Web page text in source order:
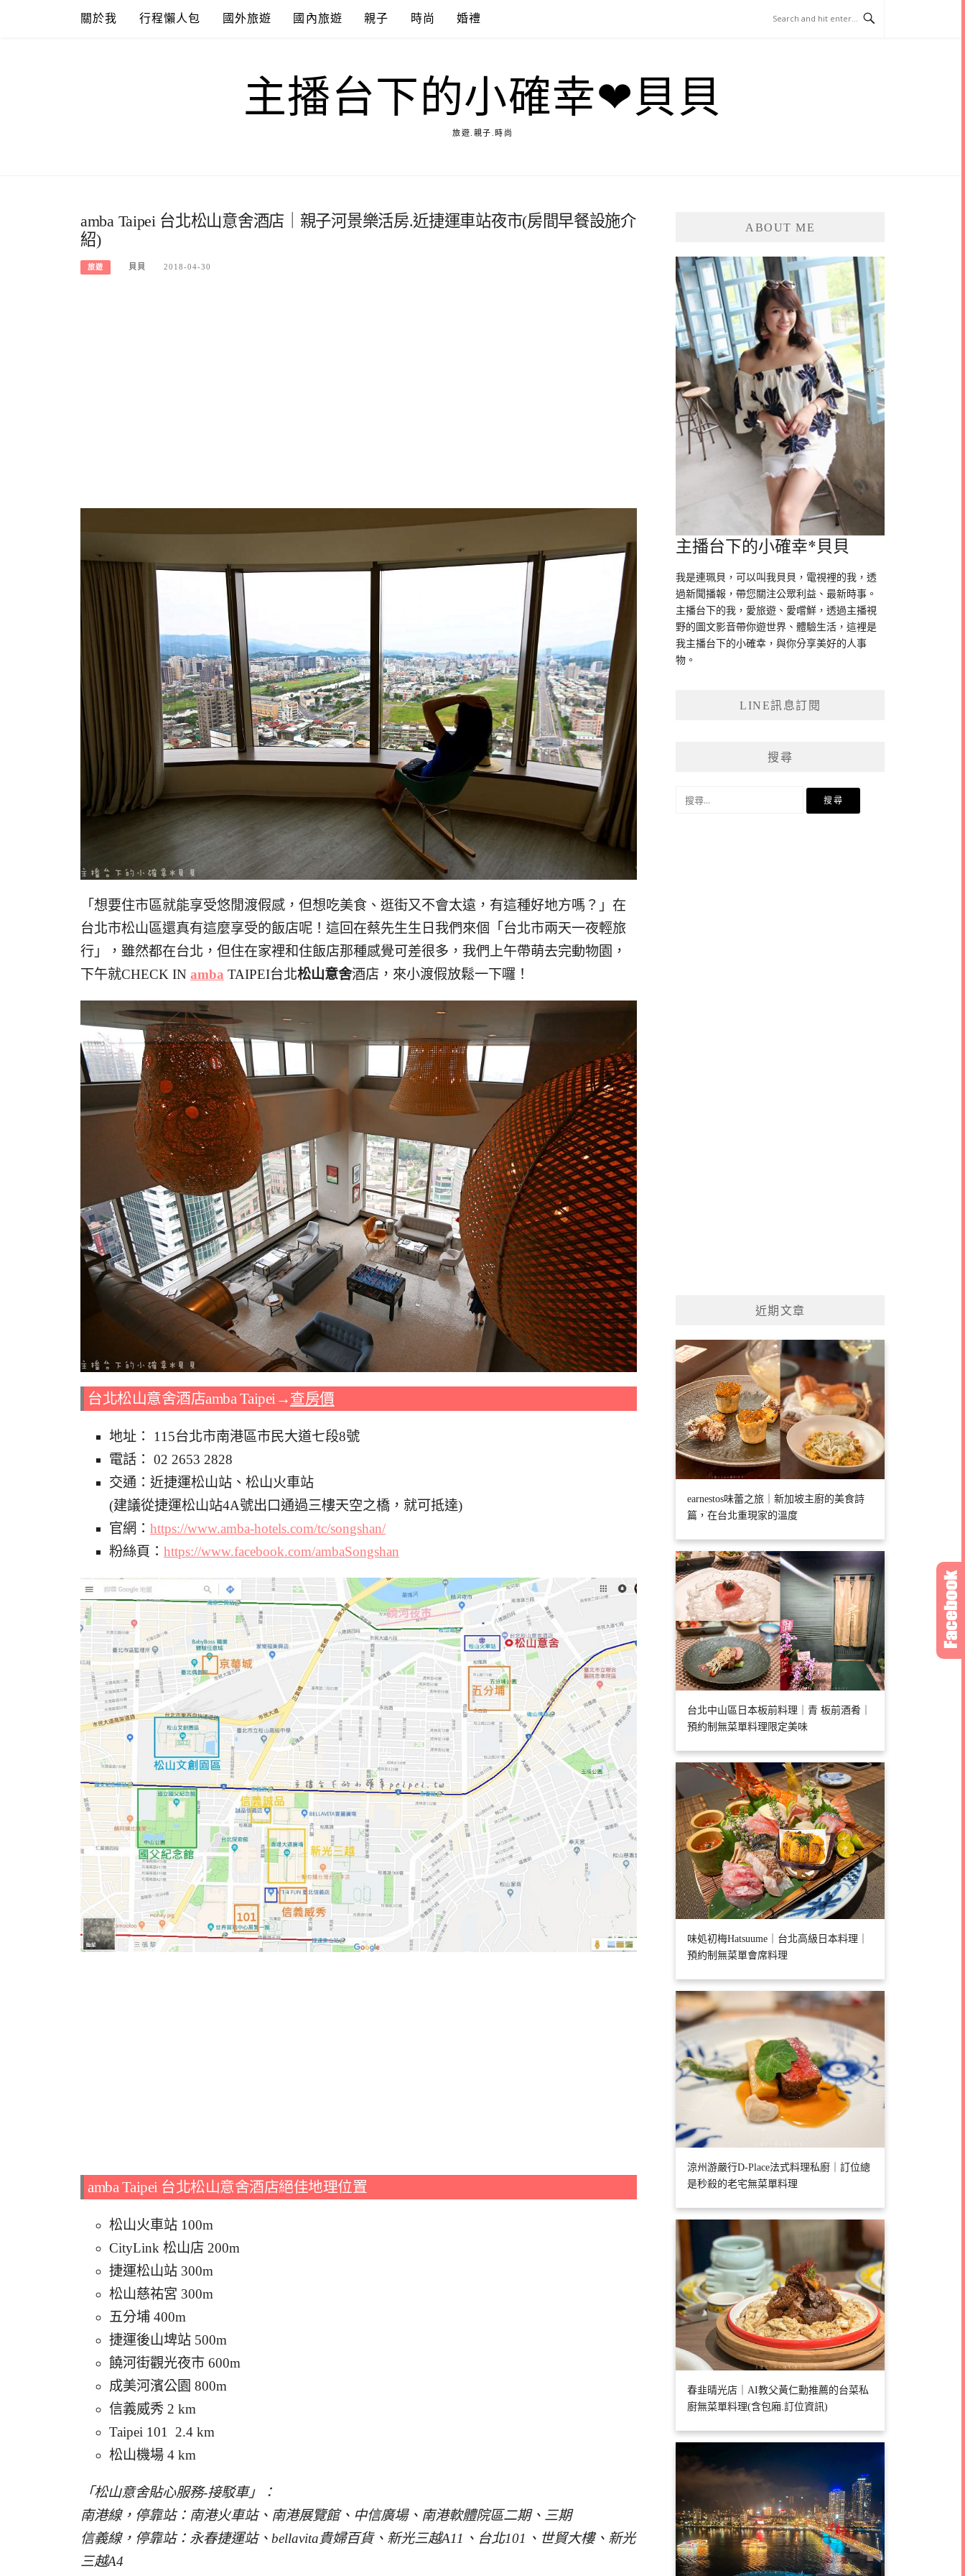
關於我 行程懶人包 國外旅遊 國內旅遊 親子 時尚 婚禮
主播台下的小確幸❤貝貝
旅遊.親子.時尚
amba Taipei 台北松山意舍酒店｜親子河景樂活房.近捷運車站夜市(房間早餐設施介
紹)
旅遊 貝貝 2018-04-30
「想要住市區就能享受悠閒渡假感，但想吃美食、逛街又不會太遠，有這種好地方嗎？」在
台北市松山區還真有這麼享受的飯店呢！這回在蔡先生生日我們來個「台北市兩天一夜輕旅
行」，雖然都在台北，但住在家裡和住飯店那種感覺可差很多，我們上午帶萌去完動物園，
下午就CHECK IN amba TAIPEI台北松山意舍酒店，來小渡假放鬆一下囉！
台北松山意舍酒店amba Taipei→查房價
地址： 115台北市南港區市民大道七段8號
電話： 02 2653 2828
交通：近捷運松山站、松山火車站
(建議從捷運松山站4A號出口通過三樓天空之橋，就可抵達)
官網： https://www.amba-hotels.com/tc/songshan/
粉絲頁： https://www.facebook.com/ambaSongshan
amba Taipei 台北松山意舍酒店絕佳地理位置
松山火車站 100m
CityLink 松山店 200m
捷運松山站 300m
松山慈祐宮 300m
五分埔 400m
捷運後山埤站 500m
饒河街觀光夜市 600m
成美河濱公園 800m
信義威秀 2 km
Taipei 101 2.4 km
松山機場 4 km
「松山意舍貼心服務-接駁車」：
南港線，停靠站：南港火車站、南港展覽館、中信廣場、南港軟體院區二期、三期
信義線，停靠站：永春捷運站、bellavita貴婦百貨、新光三越A11、台北101、世貿大樓、新光
三越A4
ABOUT ME
主播台下的小確幸*貝貝
我是連珮貝，可以叫我貝貝，電視裡的我，透
過新聞播報，帶您關注公眾利益、最新時事。
主播台下的我，愛旅遊、愛嚐鮮，透過主播視
野的圖文影音帶你遊世界、體驗生活，這裡是
我主播台下的小確幸，與你分享美好的人事
物。
LINE訊息訂閱
搜尋
近期文章
earnestos味蕾之旅｜新加坡主廚的美食詩
篇，在台北重現家的溫度
台北中山區日本板前料理｜青 板前酒肴｜
預約制無菜單料理限定美味
味処初梅Hatsuume｜台北高級日本料理｜
預約制無菜單會席料理
涼州游嚴行D-Place法式料理私廚｜訂位總
是秒殺的老宅無菜單料理
春韭晴光店｜AI教父黃仁勳推薦的台菜私
廚無菜單料理(含包廂.訂位資訊)